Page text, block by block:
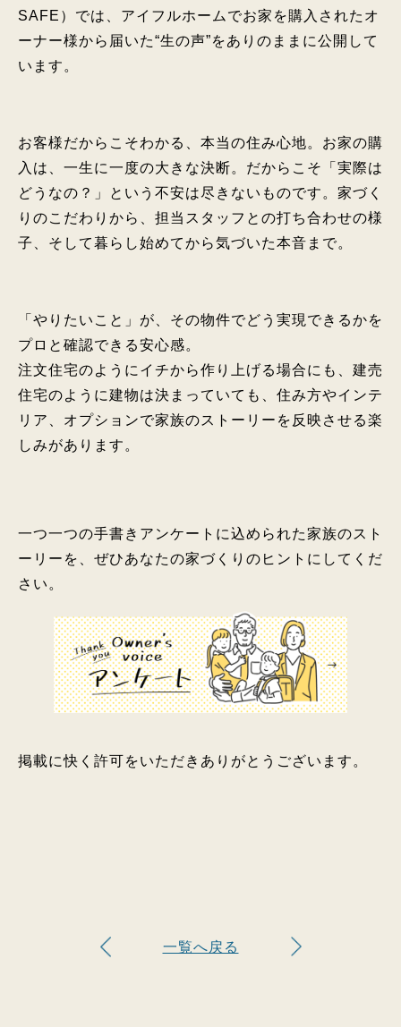
SAFE）では、アイフルホームでお家を購入されたオ
ーナー様から届いた“生の声”をありのままに公開して
います。
お客様だからこそわかる、本当の住み心地。お家の購
入は、一生に一度の大きな決断。だからこそ「実際は
どうなの？」という不安は尽きないものです。家づく
りのこだわりから、担当スタッフとの打ち合わせの様
子、そして暮らし始めてから気づいた本音まで。
「やりたいこと」が、その物件でどう実現できるかを
プロと確認できる安心感。
注文住宅のようにイチから作り上げる場合にも、建売
住宅のように建物は決まっていても、住み方やインテ
リア、オプションで家族のストーリーを反映させる楽
しみがあります。
一つ一つの手書きアンケートに込められた家族のスト
ーリーを、ぜひあなたの家づくりのヒントにしてくだ
さい。
掲載に快く許可をいただきありがとうございます。
一覧へ戻る